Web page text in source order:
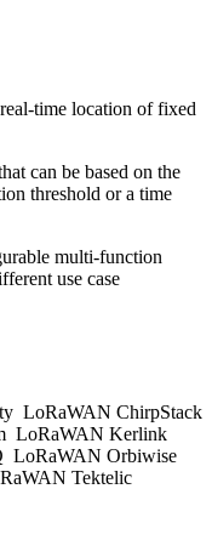
time location of fixed
can be based on the
threshold or a time
multi-function
use case
LoRaWAN ChirpStack
LoRaWAN Kerlink
LoRaWAN Orbiwise
Tektelic